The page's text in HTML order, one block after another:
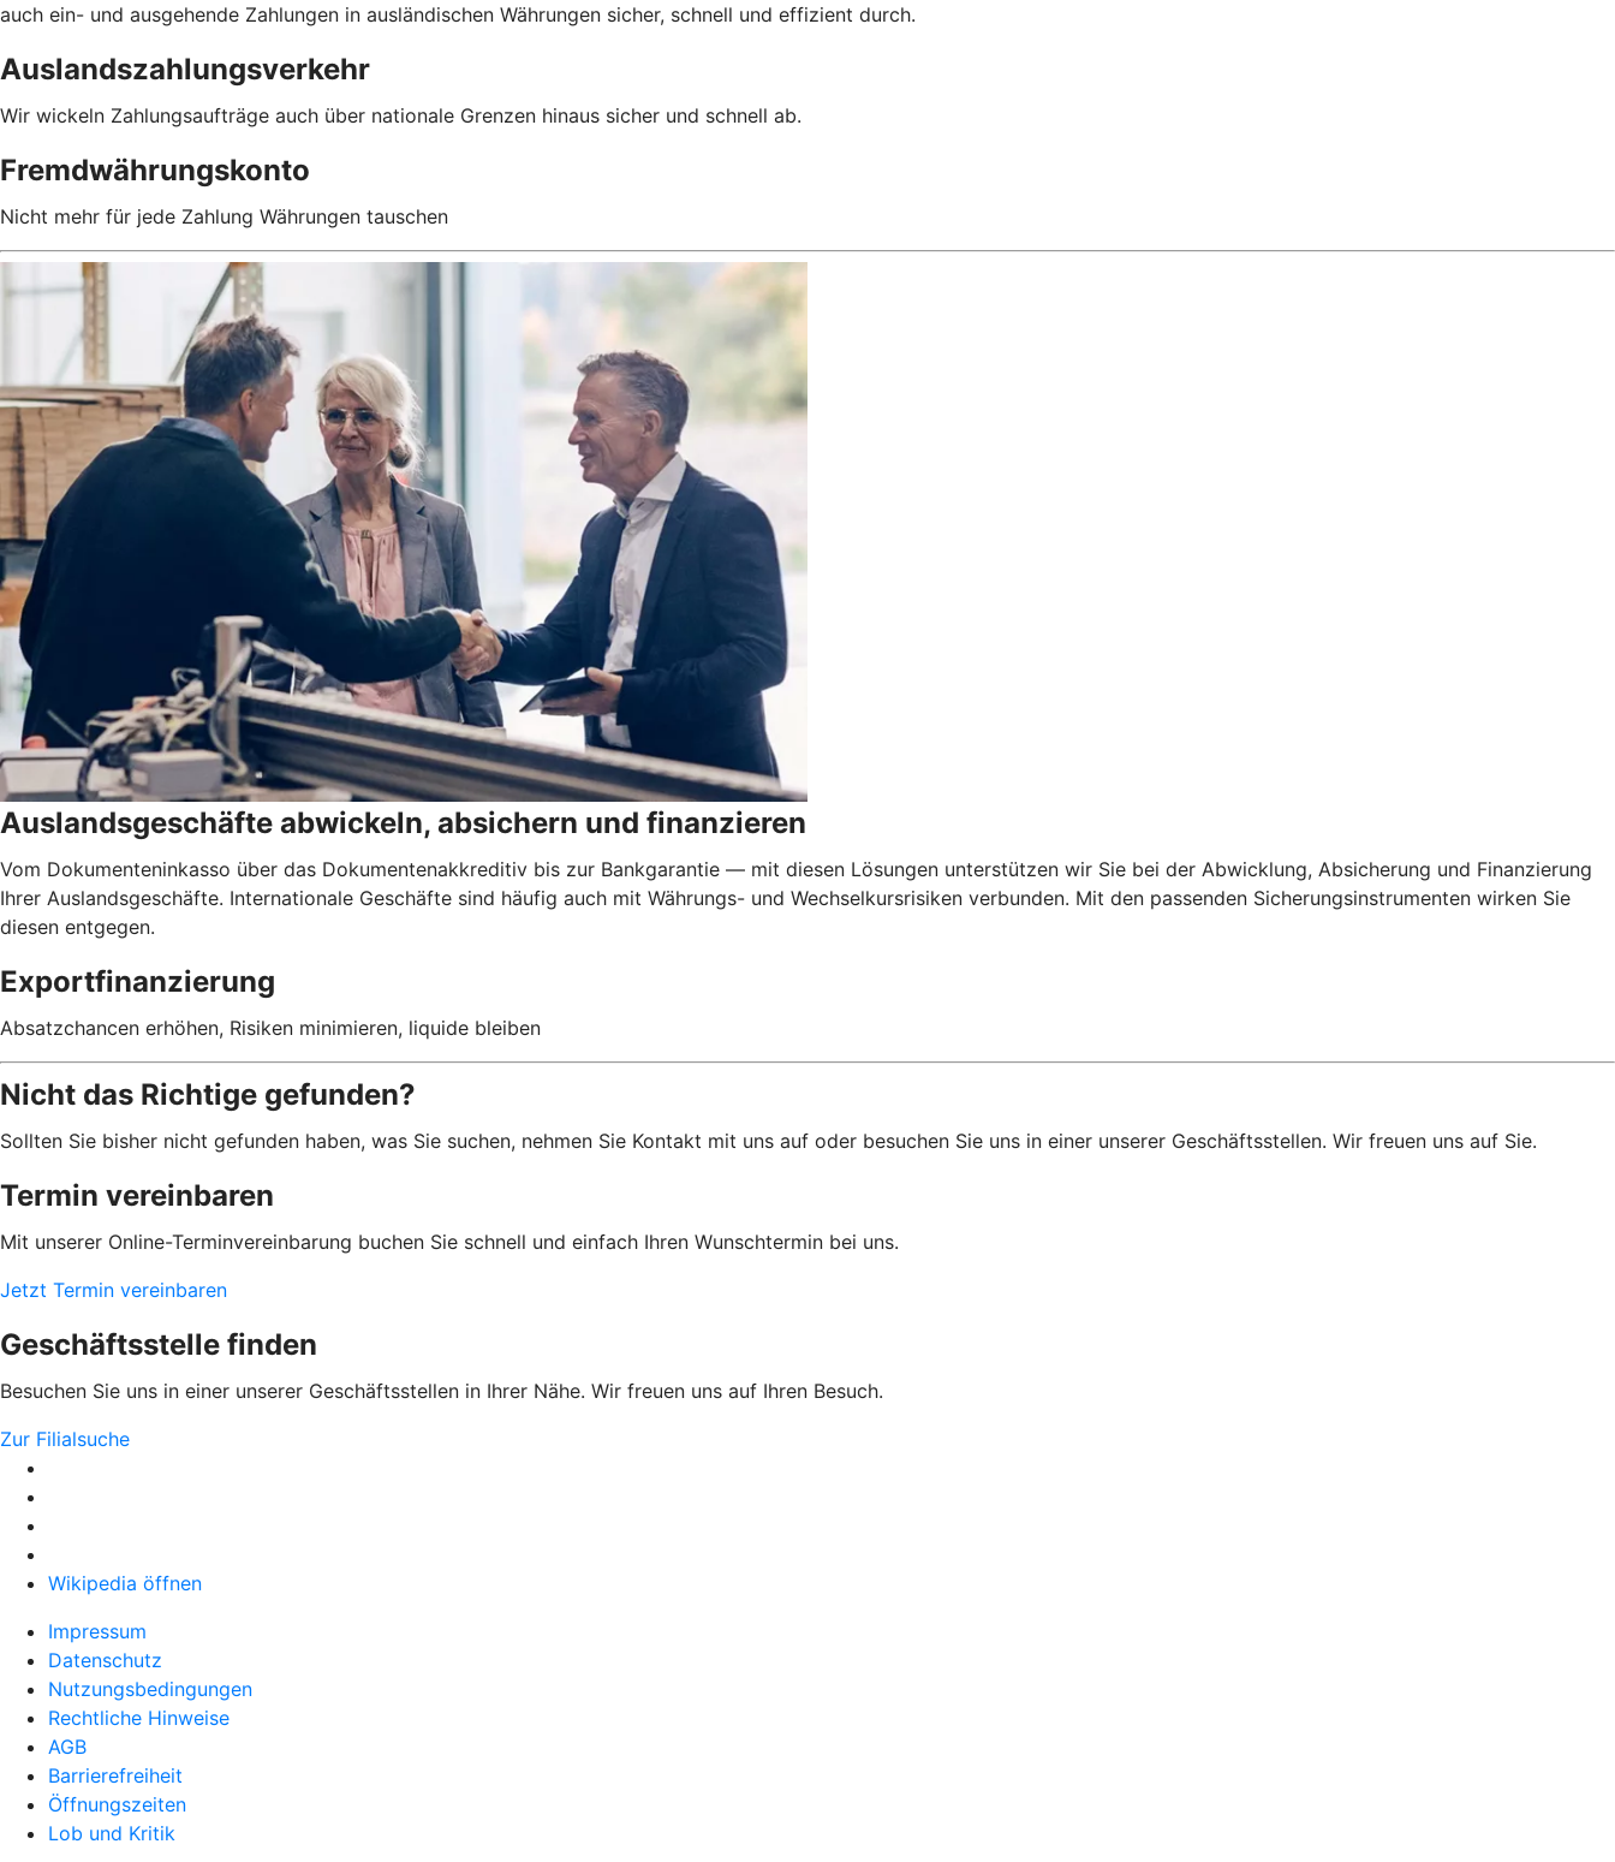
auch ein- und ausgehende Zahlungen in ausländischen Währungen sicher, schnell und effizient durch.
Auslandszahlungsverkehr
Wir wickeln Zahlungsaufträge auch über nationale Grenzen hinaus sicher und schnell ab.
Fremdwährungskonto
Nicht mehr für jede Zahlung Währungen tauschen
Auslandsgeschäfte abwickeln, absichern und finanzieren
Vom Dokumenteninkasso über das Dokumentenakkreditiv bis zur Bankgarantie — mit diesen Lösungen unterstützen wir Sie bei der Abwicklung, Absicherung und Finanzierung
Ihrer Auslandsgeschäfte. Internationale Geschäfte sind häufig auch mit Währungs- und Wechselkursrisiken verbunden. Mit den passenden Sicherungsinstrumenten wirken Sie
diesen entgegen.
Exportfinanzierung
Absatzchancen erhöhen, Risiken minimieren, liquide bleiben
Nicht das Richtige gefunden?
Sollten Sie bisher nicht gefunden haben, was Sie suchen, nehmen Sie Kontakt mit uns auf oder besuchen Sie uns in einer unserer Geschäftsstellen. Wir freuen uns auf Sie.
Termin vereinbaren
Mit unserer Online-Terminvereinbarung buchen Sie schnell und einfach Ihren Wunschtermin bei uns.
Jetzt Termin vereinbaren
Geschäftsstelle finden
Besuchen Sie uns in einer unserer Geschäftsstellen in Ihrer Nähe. Wir freuen uns auf Ihren Besuch.
Zur Filialsuche
Wikipedia öffnen
Impressum
Datenschutz
Nutzungsbedingungen
Rechtliche Hinweise
AGB
Barrierefreiheit
Öffnungszeiten
Lob und Kritik